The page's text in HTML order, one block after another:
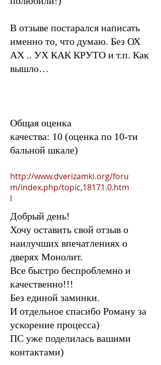
В отзыве постарался написать
именно то, что думаю. Без ОХ
АХ .. УХ КАК КРУТО и т.п. Как
вышло…
Общая оценка
качества: 10 (оценка по 10-ти
бальной шкале)
http://www.dverizamki.org/foru
m/index.php/topic,18171.0.htm
l
Добрый день!
Хочу оставить свой отзыв о
наилучших впечатлениях о
дверях Монолит.
Все быстро беспроблемно и
качественно!!!
Без единой заминки.
И отдельное спасибо Роману за
ускорение процесса)
ПС уже поделилась вашими
контактами)